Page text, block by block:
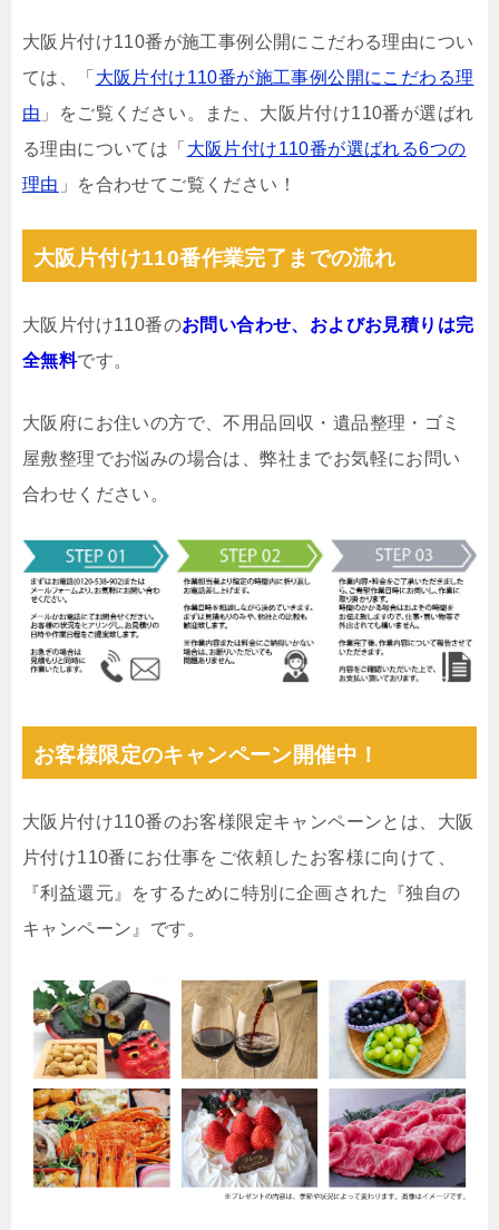
大阪片付け110番が施工事例公開にこだわる理由につい
ては、「 大阪片付け110番が施工事例公開にこだわる理
由 」をご覧ください。また、大阪片付け110番が選ばれ
る理由については「 大阪片付け110番が選ばれる6つの
理由 」を合わせてご覧ください！
大阪片付け110番作業完了までの流れ
大阪片付け110番のお問い合わせ、およびお見積りは完
全無料です。
大阪府にお住いの方で、不用品回収・遺品整理・ゴミ
屋敷整理でお悩みの場合は、弊社までお気軽にお問い
合わせください。
お客様限定のキャンペーン開催中！
大阪片付け110番のお客様限定キャンペーンとは、大阪
片付け110番にお仕事をご依頼したお客様に向けて、
『利益還元』をするために特別に企画された『独自の
キャンペーン』です。